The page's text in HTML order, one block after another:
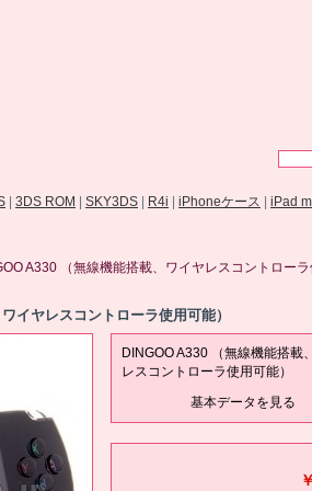
3DS ROM SKY3DS R4i iPhoneケース iPad
A330 （無線機能搭載、ワイヤレスコントロー
イヤレスコントローラ使用可能）
DINGOO A330 （無線機能搭載
レスコントローラ使用可能）
基本データを見る